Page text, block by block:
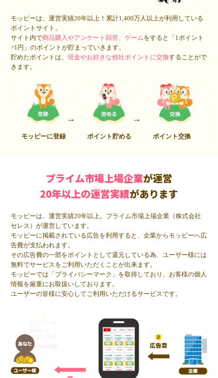
モッピーは、運営実績20年以上！累計1,400万人 以上が利用している
ポイントサイト。
サイト内で商品購入やアンケート回答、ゲームをすると「1ポイント
=1円」のポイントが貯まっていきます。
貯めたポイントは、現金やお好きな他社ポイントに交換することがで
きます。
モッピーに登録 ポイント貯める ポイント交換
プライム市場上場企業が運営
20年以上の運営実績があります
モッピーは、運営実績20年以上。プライム市場上場企業（株式会社
セレス）が運営しています。
モッピーに掲載されている広告を利用すると、企業からモッピーへ広
告費が支払われます。
その広告費の一部をポイントとして還元している為、ユーザー様には
無料でサービスをご利用いただくことが出来ます。
モッピーでは「プライバシーマーク」を取得しており、お客様の個人
情報を厳重にお取扱いしております。
ユーザーの皆様に安心してご利用いただけるサービスです。